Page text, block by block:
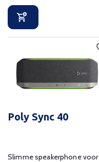
Poly Sync 40
Slimme speakerphone voor